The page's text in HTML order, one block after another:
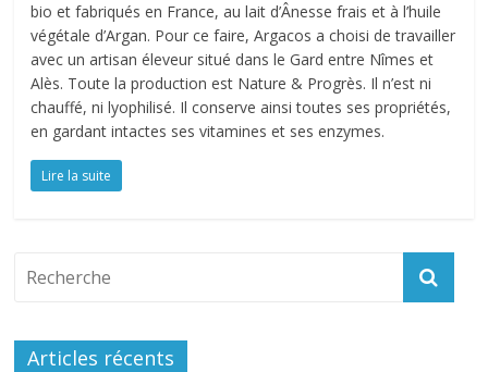
bio et fabriqués en France, au lait d’Ânesse frais et à l’huile
végétale d’Argan. Pour ce faire, Argacos a choisi de travailler
avec un artisan éleveur situé dans le Gard entre Nîmes et
Alès. Toute la production est Nature & Progrès. Il n’est ni
chauffé, ni lyophilisé. Il conserve ainsi toutes ses propriétés,
en gardant intactes ses vitamines et ses enzymes.
Lire la suite
Articles récents